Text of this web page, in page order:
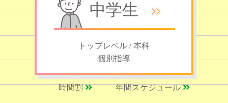
中学生
トップレベル / 本科
個別指導
時間割 年間スケジュール